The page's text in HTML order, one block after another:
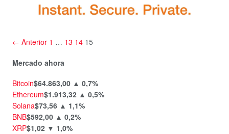
← Anterior 1 … 13 14 15
Mercado ahora
Bitcoin$64.863,00 ▲ 0,7%
Ethereum$1.913,32 ▲ 0,5%
Solana$73,56 ▲ 1,1%
BNB$592,00 ▲ 0,2%
XRP$1,02 ▼ 1,0%